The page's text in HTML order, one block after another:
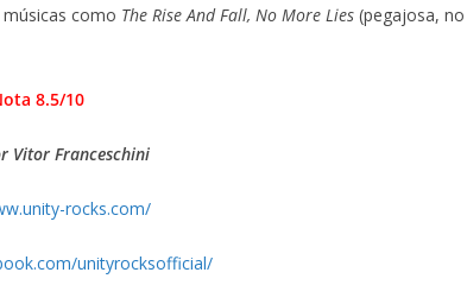
como The Rise And Fall, No More Lies (pegajosa, no
8.5/10
Vitor Franceschini
rocks.com/
unityrocksofficial/